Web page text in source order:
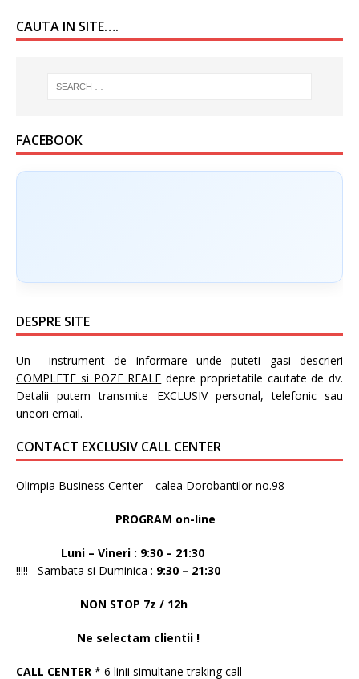
CAUTA IN SITE….
FACEBOOK
DESPRE SITE
Un instrument de informare unde puteti gasi descrieri
COMPLETE si POZE REALE depre proprietatile cautate de dv.
Detalii putem transmite EXCLUSIV personal, telefonic sau
uneori email.
CONTACT EXCLUSIV CALL CENTER
Olimpia Business Center – calea Dorobantilor no.98
PROGRAM on-line
Luni – Vineri : 9:30 – 21:30
!!!!! Sambata si Duminica : 9:30 – 21:30
NON STOP 7z / 12h
Ne selectam clientii !
CALL CENTER * 6 linii simultane traking call